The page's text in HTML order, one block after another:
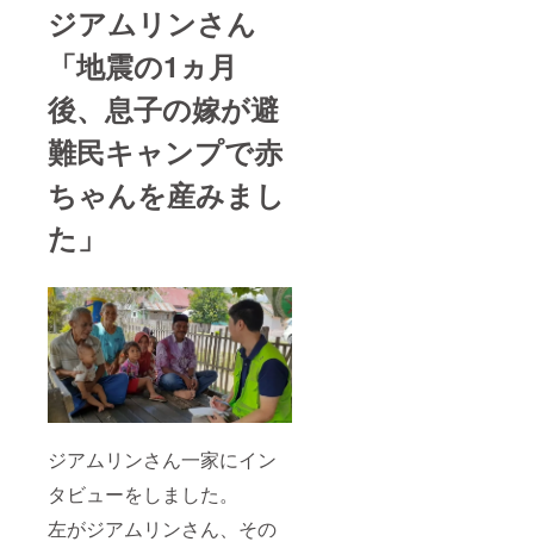
ジアムリンさん
「地震の1ヵ月
後、息子の嫁が避
難民キャンプで赤
ちゃんを産みまし
た」
ジアムリンさん一家にイン
タビューをしました。
左がジアムリンさん、その